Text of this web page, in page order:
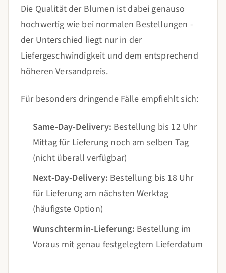
Die Qualität der Blumen ist dabei genauso
hochwertig wie bei normalen Bestellungen -
der Unterschied liegt nur in der
Liefergeschwindigkeit und dem entsprechend
höheren Versandpreis.
Für besonders dringende Fälle empfiehlt sich:
Same-Day-Delivery: Bestellung bis 12 Uhr
Mittag für Lieferung noch am selben Tag
(nicht überall verfügbar)
Next-Day-Delivery: Bestellung bis 18 Uhr
für Lieferung am nächsten Werktag
(häufigste Option)
Wunschtermin-Lieferung: Bestellung im
Voraus mit genau festgelegtem Lieferdatum